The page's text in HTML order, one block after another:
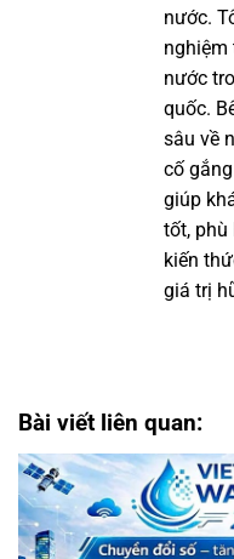
nước.
nghiệm
nước
quốc.
sâu về
cố
giúp
tốt, phù
kiến
giá trị
Bài viết liên quan: